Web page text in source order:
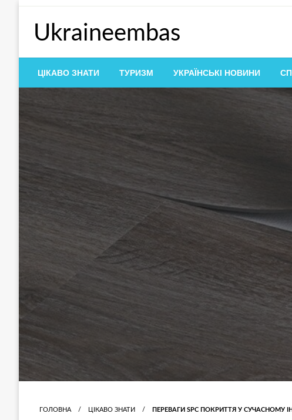
Перейти
контентуUkraineembas
ЦІКАВО ЗНАТИ ТУРИЗМ УКРАЇНСЬКІ НОВИНИ
ГОЛОВНА ЦІКАВО ЗНАТИ ПЕРЕВАГИ SPC ПОКРИТТЯ У СУЧАСНОМУ